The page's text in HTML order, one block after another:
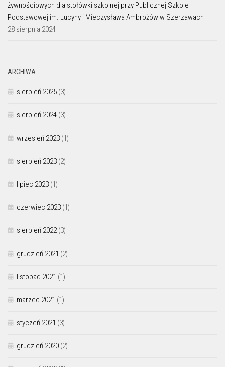
żywnościowych dla stołówki szkolnej przy Publicznej Szkole
Podstawowej im. Lucyny i Mieczysława Ambrożów w Szerzawach
28 sierpnia 2024
ARCHIWA
sierpień 2025 (3)
sierpień 2024 (3)
wrzesień 2023 (1)
sierpień 2023 (2)
lipiec 2023 (1)
czerwiec 2023 (1)
sierpień 2022(3)
grudzień 2021 (2)
listopad 2021 (1)
marzec 2021 (1)
styczeń 2021 (3)
grudzień 2020 (2)